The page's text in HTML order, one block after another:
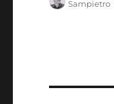
Sampietro